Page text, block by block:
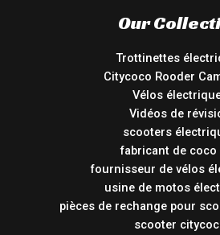
Our
Trottinettes
Citycoco Rooder
Vélos
Vidéos de
scooters
fabricant de coco
fournisseur de vélos
usine de motos
pièces de rechange pour
scooter